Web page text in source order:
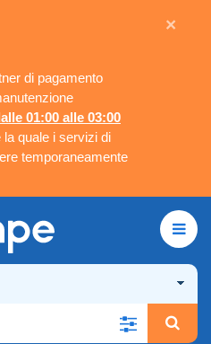
di pagamento
01:00 alle 03:00
la quale i servizi di
temporaneamente
×